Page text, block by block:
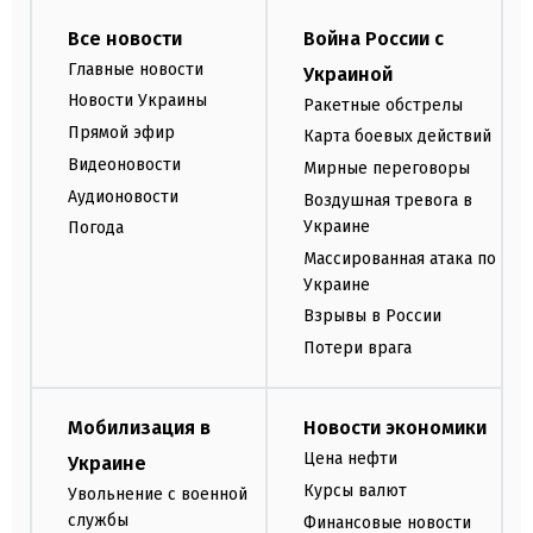
Все новости
Главные новости
Новости Украины
Прямой эфир
Видеоновости
Аудионовости
Погода
Война России с
Украиной
Ракетные обстрелы
Карта боевых действий
Мирные переговоры
Воздушная тревога в
Украине
Массированная атака по
Украине
Взрывы в России
Потери врага
Мобилизация в
Украине
Увольнение с военной
службы
Новости экономики
Цена нефти
Курсы валют
Финансовые новости